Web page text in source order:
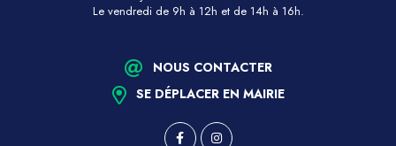
Le vendredi de 9h à 12h et de 14h à 16h.
NOUS CONTACTER
SE DÉPLACER EN MAIRIE